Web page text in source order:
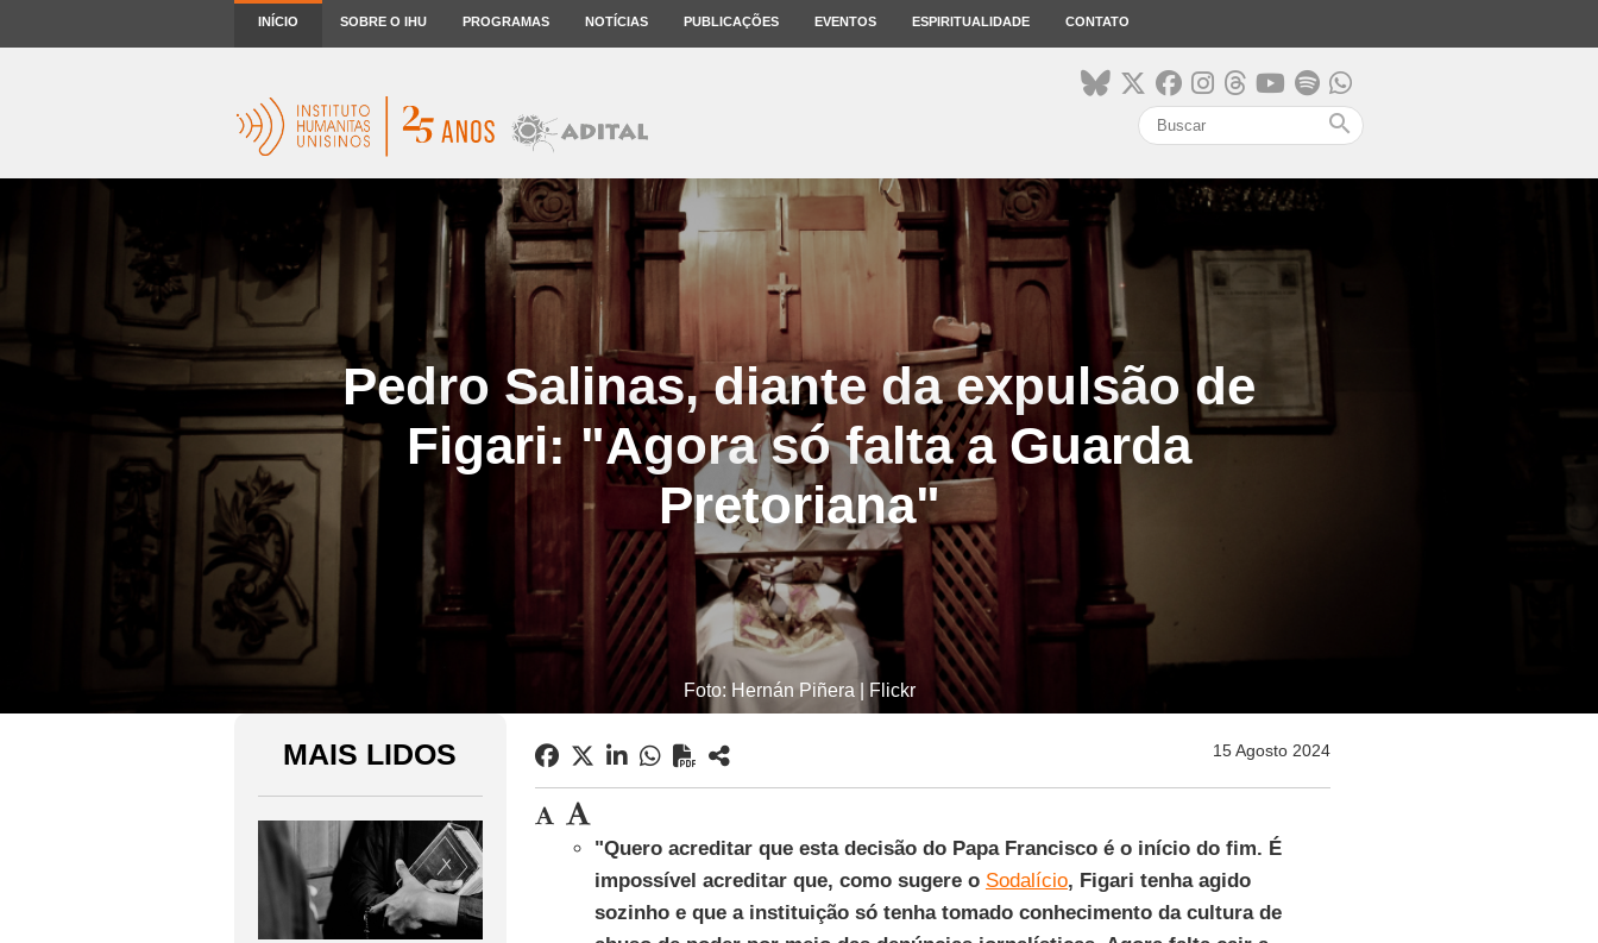
INÍCIO SOBRE O IHU PROGRAMAS NOTÍCIAS PUBLICAÇÕES EVENTOS ESPIRITUALIDADE CONTATO
search
Pedro Salinas, diante da expulsão de
Figari: "Agora só falta a Guarda
Pretoriana"
Foto: Hernán Piñera | Flickr
MAIS LIDOS 15 Agosto 2024
"Quero acreditar que esta decisão do Papa Francisco é o início do fim. É
impossível acreditar que, como sugere o Sodalício, Figari tenha agido
sozinho e que a instituição só tenha tomado conhecimento da cultura de